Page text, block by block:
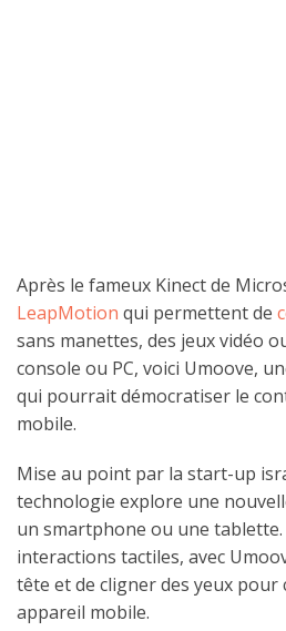
Après le fameux Kinect de
LeapMotion qui permettent de
sans manettes, des jeux vidéo
console ou PC, voici Umoove,
qui pourrait démocratiser le
mobile.
Mise au point par la start-up
technologie explore une
un smartphone ou une tablette.
interactions tactiles, avec
tête et de cligner des yeux
appareil mobile.